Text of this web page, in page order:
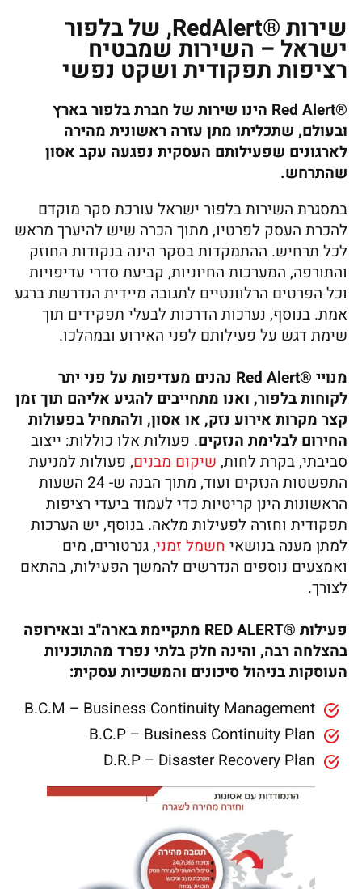
שירות ®RedAlert, של בלפור
ישראל – השירות שמבטיח
רציפות תפקודית ושקט נפשי
®Red Alert הינו שירות של חברת בלפור בארץ
ובעולם, שתכליתו מתן עזרה ראשונית מהירה
לארגונים שפעילותם העסקית נפגעה עקב אסון
שהתרחש.
במסגרת השירות בלפור ישראל עורכת סקר מוקדם
להכרת העסק לפרטיו, מתוך הכרה שיש להיערך מראש
לכל תרחיש. ההתמקדות בסקר הינה בנקודות החוזק
והתורפה, המערכות החיוניות, קביעת סדרי עדיפויות
וכל הפרטים הרלוונטיים לתגובה מיידית הנדרשת ברגע
אמת. בנוסף, נערכות הדרכות לבעלי תפקידים תוך
שימת דגש על פעילותם לפני האירוע ובמהלכו.
מנויי ®Red Alert נהנים מעדיפות על פני יתר
לקוחות בלפור, ואנו מתחייבים להגיע אליהם תוך זמן
קצר מקרות אירוע נזק, או אסון, ולהתחיל בפעולות
החירום לבלימת הנזקים. פעולות אלו כוללות: ייצוב
סביבתי, בקרת לחות, שיקום מבנים, פעולות למניעת
התפשטות הנזקים ועוד, מתוך הבנה ש- 24 השעות
הראשונות הינן קריטיות כדי לעמוד ביעדי רציפות
תפקודית וחזרה לפעילות מלאה. בנוסף, יש הערכות
למתן מענה בנושאי חשמל זמני, גנרטורים, מים
ואמצעים נוספים הנדרשים להמשך הפעילות, בהתאם
לצורך.
פעילות ®RED ALERT מתקיימת בארה"ב ובאירופה
בהצלחה רבה, והינה חלק בלתי נפרד מהתוכניות
העוסקות בניהול סיכונים והמשכיות עסקית:
B.C.M – Business Continuity Management
B.C.P – Business Continuity Plan
D.R.P – Disaster Recovery Plan